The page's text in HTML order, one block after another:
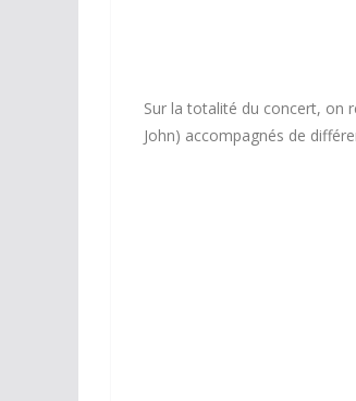
Sur la totalité du concert, on
John) accompagnés de